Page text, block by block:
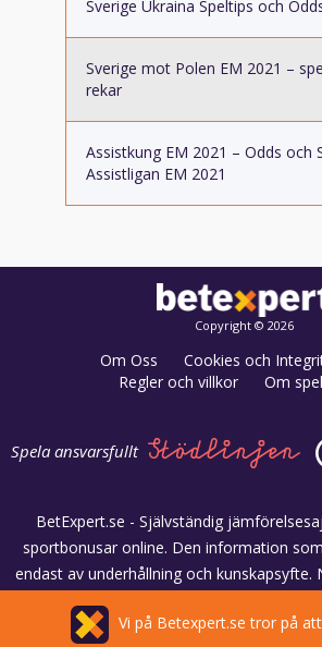
Sverige Ukraina Speltips och
Sverige mot Polen EM 2021 –
rekar
Assistkung EM 2021 – Odds och
Assistligan EM 2021
Copyright © 2026
Om Oss
Cookies och
Regler och villkor
Om
Spela ansvarsfullt
BetExpert.se - Självständig
sportbonusar online. Den information
endast av underhållning och kunskapsyfte.
BetExpert.se är inte skyldiga för eventuell
Vi på Betexpert.se tror på